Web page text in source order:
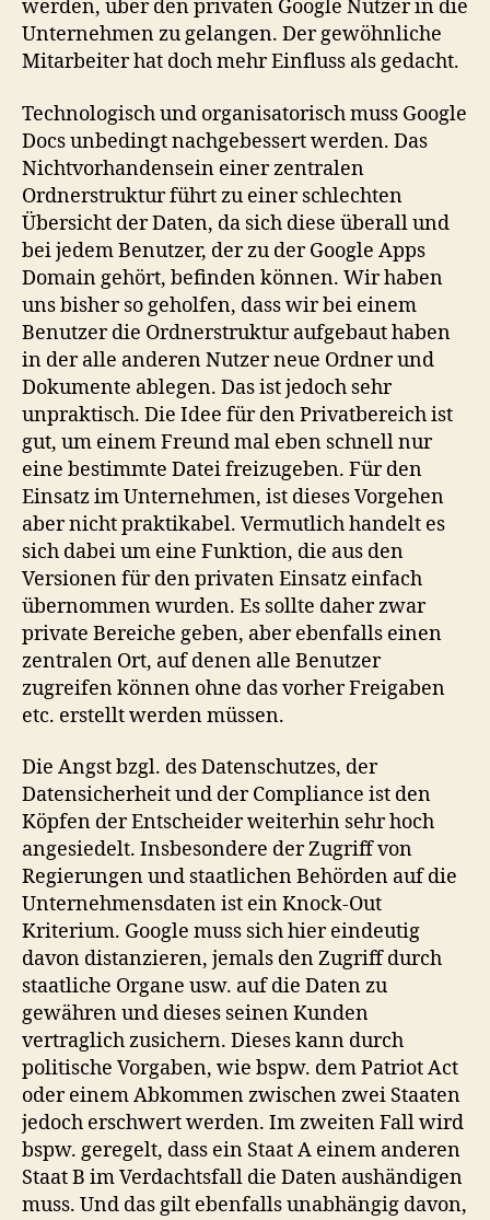
werden, über den privaten Google Nutzer in die
Unternehmen zu gelangen. Der gewöhnliche
Mitarbeiter hat doch mehr Einfluss als gedacht.
Technologisch und organisatorisch muss Google
Docs unbedingt nachgebessert werden. Das
Nichtvorhandensein einer zentralen
Ordnerstruktur führt zu einer schlechten
Übersicht der Daten, da sich diese überall und
bei jedem Benutzer, der zu der Google Apps
Domain gehört, befinden können. Wir haben
uns bisher so geholfen, dass wir bei einem
Benutzer die Ordnerstruktur aufgebaut haben
in der alle anderen Nutzer neue Ordner und
Dokumente ablegen. Das ist jedoch sehr
unpraktisch. Die Idee für den Privatbereich ist
gut, um einem Freund mal eben schnell nur
eine bestimmte Datei freizugeben. Für den
Einsatz im Unternehmen, ist dieses Vorgehen
aber nicht praktikabel. Vermutlich handelt es
sich dabei um eine Funktion, die aus den
Versionen für den privaten Einsatz einfach
übernommen wurden. Es sollte daher zwar
private Bereiche geben, aber ebenfalls einen
zentralen Ort, auf denen alle Benutzer
zugreifen können ohne das vorher Freigaben
etc. erstellt werden müssen.
Die Angst bzgl. des Datenschutzes, der
Datensicherheit und der Compliance ist den
Köpfen der Entscheider weiterhin sehr hoch
angesiedelt. Insbesondere der Zugriff von
Regierungen und staatlichen Behörden auf die
Unternehmensdaten ist ein Knock-Out
Kriterium. Google muss sich hier eindeutig
davon distanzieren, jemals den Zugriff durch
staatliche Organe usw. auf die Daten zu
gewähren und dieses seinen Kunden
vertraglich zusichern. Dieses kann durch
politische Vorgaben, wie bspw. dem Patriot Act
oder einem Abkommen zwischen zwei Staaten
jedoch erschwert werden. Im zweiten Fall wird
bspw. geregelt, dass ein Staat A einem anderen
Staat B im Verdachtsfall die Daten aushändigen
muss. Und das gilt ebenfalls unabhängig davon,